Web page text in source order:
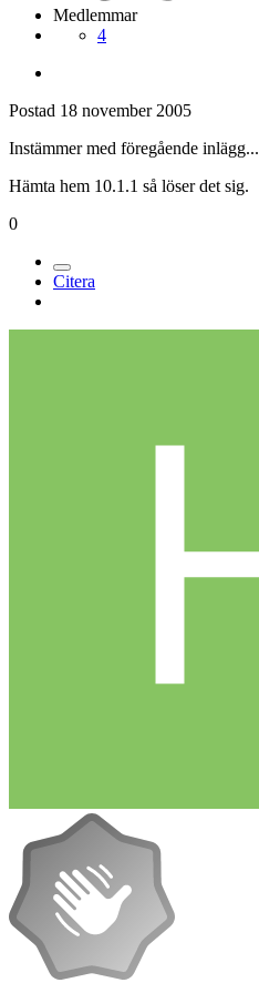
Medlemmar
4
Postad 18 november 2005
Instämmer med föregående inlägg...
Hämta hem 10.1.1 så löser det sig.
0
Citera